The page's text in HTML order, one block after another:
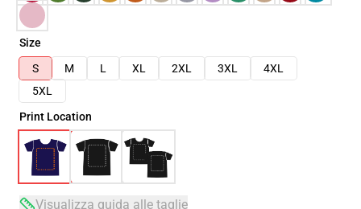
Size
S
M L XL 2XL 3XL
4XL
5XL
Print Location
Visualizza guida alle taglie